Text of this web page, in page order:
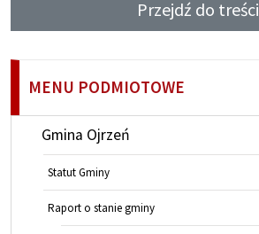
Przejdź do treści
MENU PODMIOTOWE
Gmina Ojrzeń
Statut Gminy
Raport o stanie gminy